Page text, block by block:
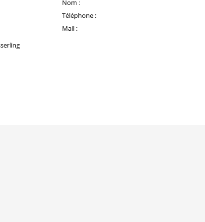
Nom :
Téléphone :
Mail :